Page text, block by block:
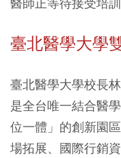
醫師正等待接受培訓
臺北醫學大學
臺北醫學大學校長
是全台唯一結合醫
位一體」的創新園
場拓展、國際行銷